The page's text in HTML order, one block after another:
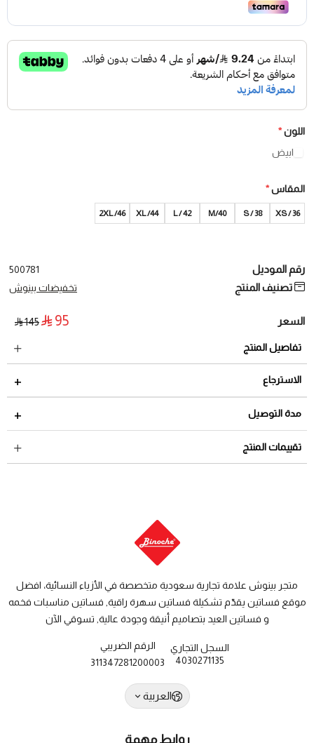
اللون*
ابيض
المقاس*
36 / XS
38 / S
40/M
L / 42
XL /44
2XL /46
رقم الموديل 500781
تصنيف المنتج تخفيضات بينوش
السعر 95
145
تفاصيل المنتج
الاسترجاع
مدة الاسترجاع 2 أيام من تاريخ استلام الطلب
لمراجعة سياسة الاسترجاع عبر الرابط التالي
مدة التوصيل
داخل السعودية: من 3 الى 8 أيام عمل
تقييمات المنتج
متجر بينوش علامة تجارية سعودية متخصصة في الأزياء النسائية، افضل
موقع فساتين يقدّم تشكيلة فساتين سهرة راقية, فساتين مناسبات فخمه
و فساتين العيد بتصاميم أنيقة وجودة عالية, تسوقي الآن
السجل التجاري
4030271135
الرقم الضريبي
311347281200003
العربية
روابط مهمة